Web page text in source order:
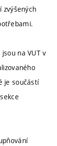
zvýšených
na VUT v
je součástí